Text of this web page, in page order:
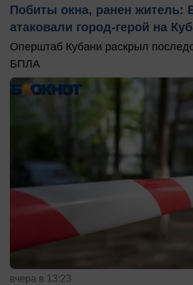
Побиты окна, ранен житель:
атаковали город-герой на
Оперштаб Кубани раскрыл
БПЛА
вчера в 13:23